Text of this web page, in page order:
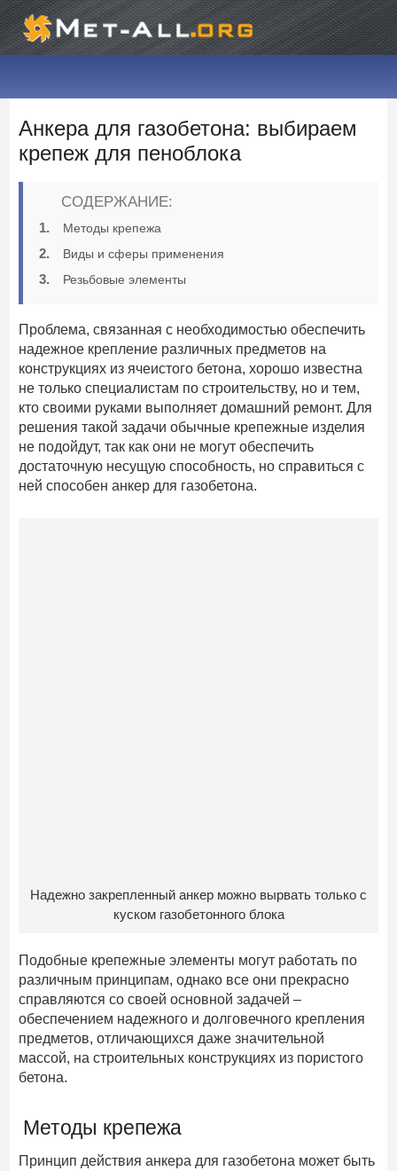
Анкера для газобетона: выбираем
крепеж для пеноблока
СОДЕРЖАНИЕ:
Методы крепежа
Виды и сферы применения
Резьбовые элементы
Проблема, связанная с необходимостью обеспечить
надежное крепление различных предметов на
конструкциях из ячеистого бетона, хорошо известна
не только специалистам по строительству, но и тем,
кто своими руками выполняет домашний ремонт. Для
решения такой задачи обычные крепежные изделия
не подойдут, так как они не могут обеспечить
достаточную несущую способность, но справиться с
ней способен анкер для газобетона.
Надежно закрепленный анкер можно вырвать только с
куском газобетонного блока
Подобные крепежные элементы могут работать по
различным принципам, однако все они прекрасно
справляются со своей основной задачей –
обеспечением надежного и долговечного крепления
предметов, отличающихся даже значительной
массой, на строительных конструкциях из пористого
бетона.
Методы крепежа
Принцип действия анкера для газобетона может быть